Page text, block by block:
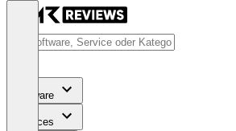
Software
Services